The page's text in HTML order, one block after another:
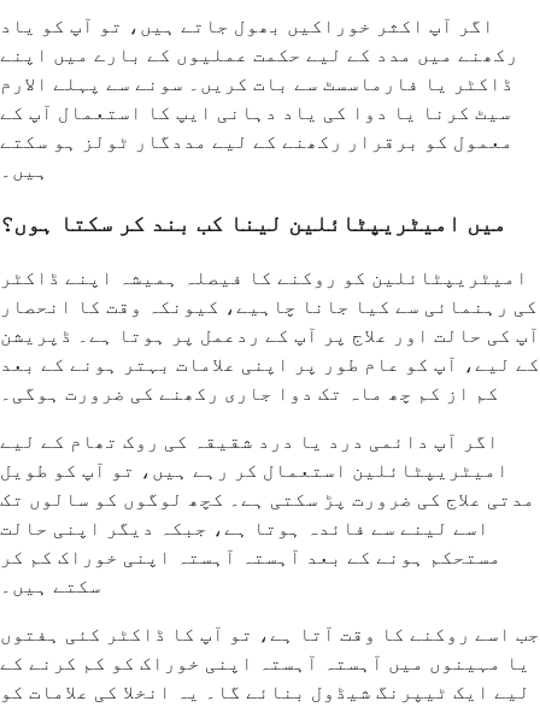
اگر آپ اکثر خوراکیں بھول جاتے ہیں، تو آپ کو یاد
رکھنے میں مدد کے لیے حکمت عملیوں کے بارے میں اپنے
ڈاکٹر یا فارماسسٹ سے بات کریں۔ سونے سے پہلے الارم
سیٹ کرنا یا دوا کی یاد دہانی ایپ کا استعمال آپ کے
معمول کو برقرار رکھنے کے لیے مددگار ٹولز ہو سکتے
ہیں۔
میں امیٹریپٹائلین لینا کب بند کر سکتا ہوں؟
امیٹریپٹائلین کو روکنے کا فیصلہ ہمیشہ اپنے ڈاکٹر
کی رہنمائی سے کیا جانا چاہیے، کیونکہ وقت کا انحصار
آپ کی حالت اور علاج پر آپ کے ردعمل پر ہوتا ہے۔ ڈپریشن
کے لیے، آپ کو عام طور پر اپنی علامات بہتر ہونے کے بعد
کم از کم چھ ماہ تک دوا جاری رکھنے کی ضرورت ہوگی۔
اگر آپ دائمی درد یا درد شقیقہ کی روک تھام کے لیے
امیٹریپٹائلین استعمال کر رہے ہیں، تو آپ کو طویل
مدتی علاج کی ضرورت پڑ سکتی ہے۔ کچھ لوگوں کو سالوں تک
اسے لینے سے فائدہ ہوتا ہے، جبکہ دیگر اپنی حالت
مستحکم ہونے کے بعد آہستہ آہستہ اپنی خوراک کم کر
سکتے ہیں۔
جب اسے روکنے کا وقت آتا ہے، تو آپ کا ڈاکٹر کئی ہفتوں
یا مہینوں میں آہستہ آہستہ اپنی خوراک کو کم کرنے کے
لیے ایک ٹیپرنگ شیڈول بنائے گا۔ یہ انخلا کی علامات کو